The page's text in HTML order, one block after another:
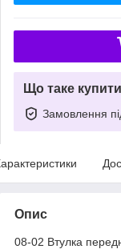
Що таке
Замовлення
Опис
08-02 Втулка